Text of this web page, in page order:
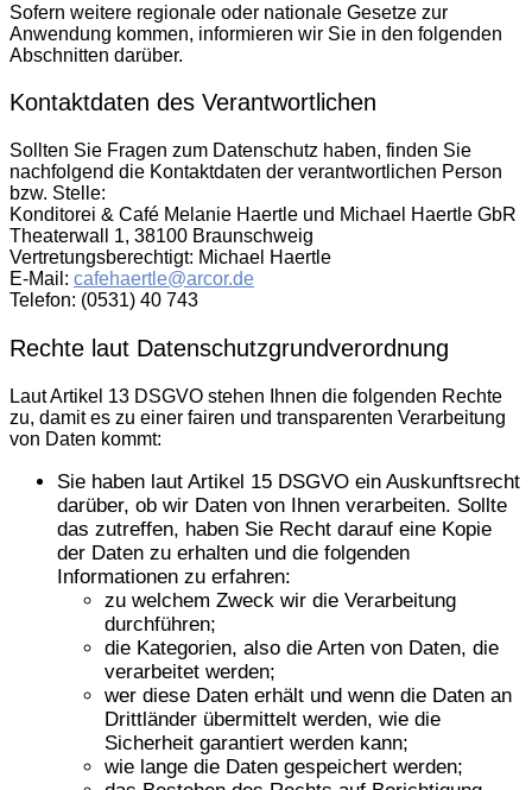
Sofern weitere regionale oder nationale Gesetze zur
Anwendung kommen, informieren wir Sie in den folgenden
Abschnitten darüber.
Kontaktdaten des Verantwortlichen
Sollten Sie Fragen zum Datenschutz haben, finden Sie
nachfolgend die Kontaktdaten der verantwortlichen Person
bzw. Stelle:
Konditorei & Café Melanie Haertle und Michael Haertle GbR
Theaterwall 1, 38100 Braunschweig
Vertretungsberechtigt: Michael Haertle
E-Mail: cafehaertle@arcor.de
Telefon: (0531) 40 743
Rechte laut Datenschutzgrundverordnung
Laut Artikel 13 DSGVO stehen Ihnen die folgenden Rechte
zu, damit es zu einer fairen und transparenten Verarbeitung
von Daten kommt:
Sie haben laut Artikel 15 DSGVO ein Auskunftsrecht
darüber, ob wir Daten von Ihnen verarbeiten. Sollte
das zutreffen, haben Sie Recht darauf eine Kopie
der Daten zu erhalten und die folgenden
Informationen zu erfahren:
zu welchem Zweck wir die Verarbeitung
durchführen;
die Kategorien, also die Arten von Daten, die
verarbeitet werden;
wer diese Daten erhält und wenn die Daten an
Drittländer übermittelt werden, wie die
Sicherheit garantiert werden kann;
wie lange die Daten gespeichert werden;